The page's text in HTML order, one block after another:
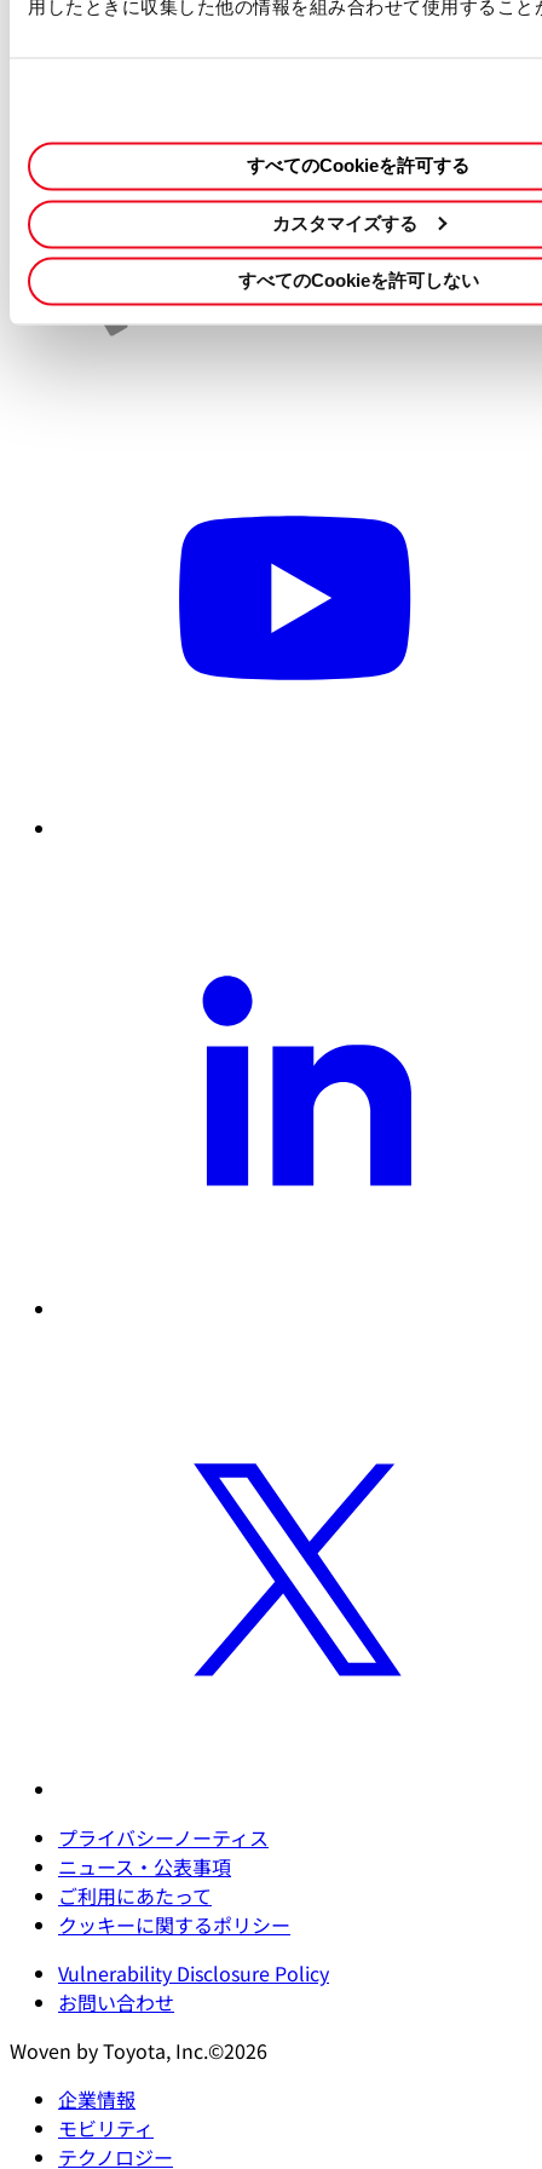
用したときに収集した他の情報を組み合わせて使用すること
すべてのCookieを許可する
カスタマイズする
すべてのCookieを許可しない
この職種に応募する 採用情報を検索する
プライバシーノーティス
ニュース・公表事項
ご利用にあたって
クッキーに関するポリシー
Vulnerability Disclosure Policy
お問い合わせ
Woven by Toyota, Inc.©2026
企業情報
モビリティ
テクノロジー